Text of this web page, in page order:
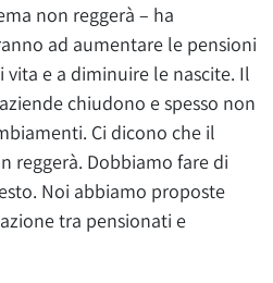
non reggerà – ha
ad aumentare le pensioni
vita e a diminuire le nascite. Il
chiudono e spesso non
Ci dicono che il
reggerà. Dobbiamo fare di
Noi abbiamo proposte
tra pensionati e